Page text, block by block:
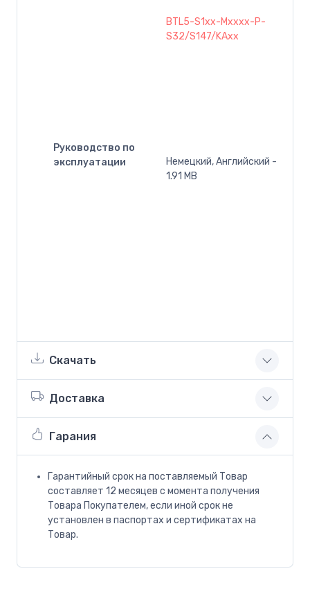
Руководство по
эксплуатации
BTL5-S1xx-Mxxxx-P-
S32/S147/KAxx
Немецкий, Английский -
1.91 MB
Скачать
Доставка
Гарания
Гарантийный срок на поставляемый Товар
составляет 12 месяцев с момента получения
Товара Покупателем, если иной срок не
установлен в паспортах и сертификатах на
Товар.